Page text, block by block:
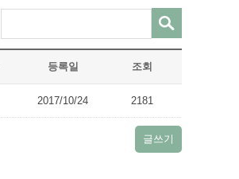
등록일 조회
2017/10/24 2181
글쓰기